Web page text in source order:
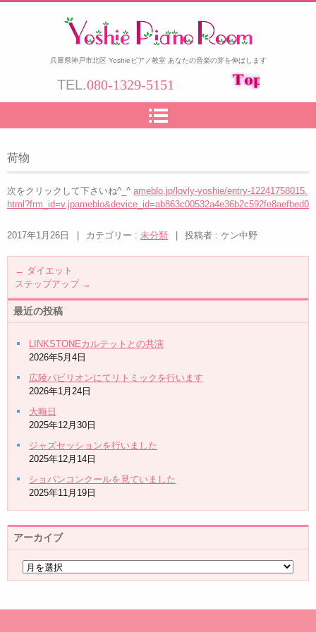
兵庫県神戸市北区 Yoshieピアノ教室 あなたの音楽の芽を伸ばします
TEL.080-1329-5151
荷物
次をクリックして下さいね^_^ ameblo.jp/lovly-yoshie/entry-12241758015.
html?frm_id=v.jpameblo&device_id=ab863c00532a4e36b2c592fe8aefbed0
2017年1月26日 カテゴリー : 未分類 投稿者 : ケン中野
← ダイエット
ステップアップ →
最近の投稿
LINKSTONEカルテットとの共演
2026年5月4日
広陵パビリオンにてリトミックを行います
2026年1月24日
大晦日
2025年12月30日
ジャズセッションを行いました
2025年12月14日
ショパンコンクールを見ていました
2025年11月19日
アーカイブ